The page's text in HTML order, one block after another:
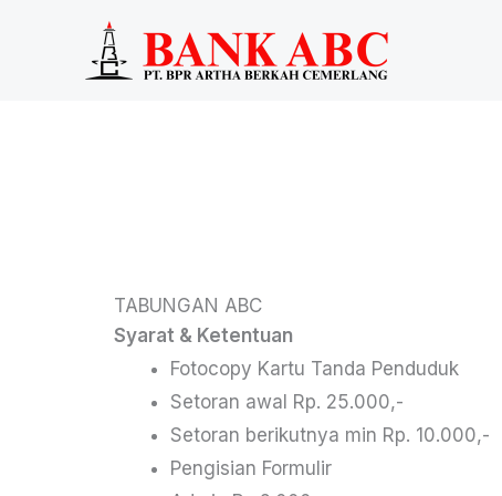
TABUNGAN ABC
Syarat & Ketentuan
Fotocopy Kartu Tanda Penduduk
Setoran awal Rp. 25.000,-
Setoran berikutnya min Rp. 10.000,-
Pengisian Formulir